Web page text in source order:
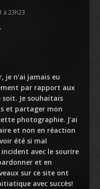
à 23h23
je n’ai jamais eu
par rapport aux
Je souhaitais
et partager mon
photographie. J’ai
et non en réaction
été si mal
avec le sourire
et en
sur ce site ont
avec succès!